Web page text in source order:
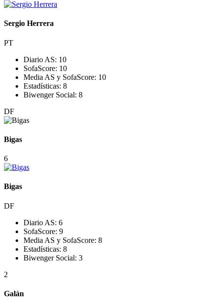
Sergio Herrera
PT
Diario AS: 10
SofaScore: 10
Media AS y SofaScore: 10
Estadísticas: 8
Biwenger Social: 8
DF
Bigas
6
Bigas
DF
Diario AS: 6
SofaScore: 9
Media AS y SofaScore: 8
Estadísticas: 8
Biwenger Social: 3
2
Galán